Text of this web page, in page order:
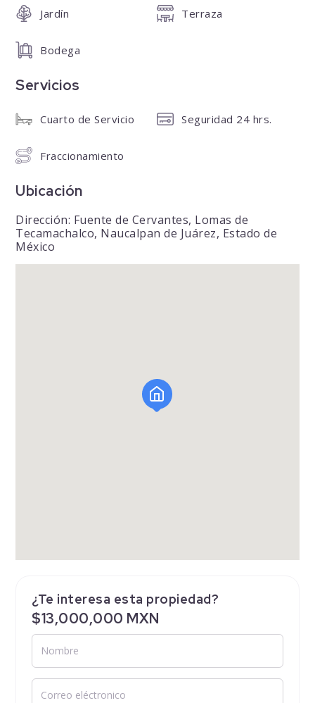
¿Te interesa esta propiedad?
$13,000,000 MXN
Jardín Terraza
Bodega
Servicios
Cuarto de Servicio Seguridad 24 hrs.
Fraccionamiento
Ubicación
Dirección: Fuente de Cervantes, Lomas de
Tecamachalco, Naucalpan de Juárez, Estado de
México